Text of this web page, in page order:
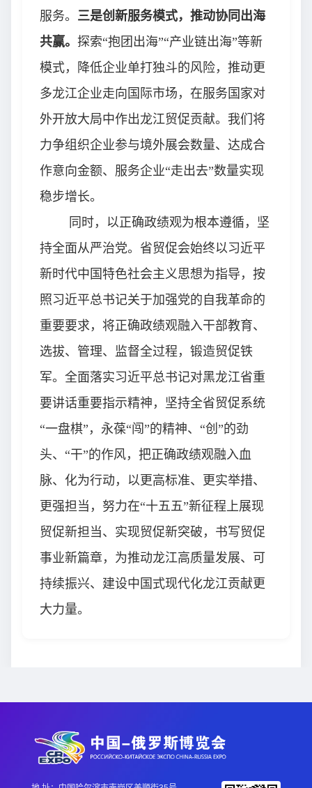
服务。 三是创新服务模式，推动协同出海
共赢。 探索“抱团出海”“产业链出海”等新
模式，降低企业单打独斗的风险，推动更
多龙江企业走向国际市场，在服务国家对
外开放大局中作出龙江贸促贡献。我们将
力争组织企业参与境外展会数量、达成合
作意向金额、服务企业“走出去”数量实现
稳步增长。
同时，以正确政绩观为根本遵循，坚
持全面从严治党。省贸促会始终以习近平
新时代中国特色社会主义思想为指导，按
照习近平总书记关于加强党的自我革命的
重要要求，将正确政绩观融入干部教育、
选拔、管理、监督全过程，锻造贸促铁
军。全面落实习近平总书记对黑龙江省重
要讲话重要指示精神，坚持全省贸促系统
“一盘棋”，永葆“闯”的精神、“创”的劲
头、“干”的作风， 把正确政绩观融入血
脉、化为行动，以更高标准、更实举措、
更强担当，努力在“十五五”新征程上展现
贸促新担当、实现贸促新突破，书写贸促
事业新篇章，为推动龙江高质量发展、可
持续振兴、建设中国式现代化龙江贡献更
大力量。